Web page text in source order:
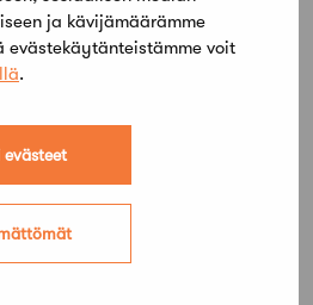
ja kävijämäärämme
evästekäytänteistämme voit
.
evästeet